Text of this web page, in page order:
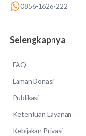
0856-1626-222
Selengkapnya
FAQ
Laman Donasi
Publikasi
Ketentuan Layanan
Kebijakan Privasi